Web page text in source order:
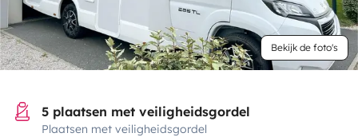
Bekijk de foto's
5 plaatsen met veiligheidsgordel
Plaatsen met veiligheidsgordel